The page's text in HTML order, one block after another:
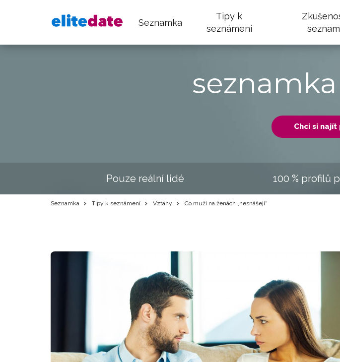
Seznamka
Tipy k
seznámení
Chci si
Pouze reální lidé 100 % profilů
Seznamka Tipy k seznámení Vztahy Co muži na ženách „nesnášejí“